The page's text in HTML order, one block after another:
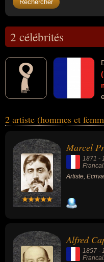
2 célébrités
domaines de l'art, de la
romancier.
2 artiste (hommes et
Marcel
1871 -
Artiste,
Alfred
1857 -